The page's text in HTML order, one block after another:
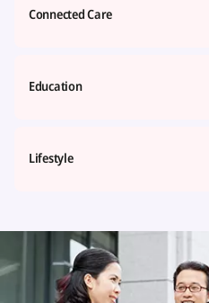
Connected Care
Education
Lifestyle